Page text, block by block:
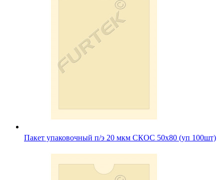
Пакет упаковочный п/э 20 мкм СКОС 50х80 (уп 100шт)